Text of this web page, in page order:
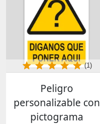
Peligro
personalizable con
pictograma
(1)